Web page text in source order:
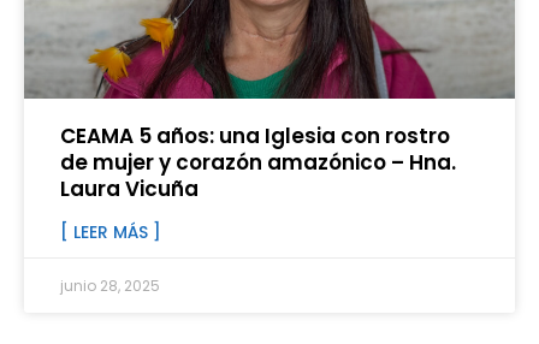
CEAMA 5 años: una Iglesia con rostro
de mujer y corazón amazónico – Hna.
Laura Vicuña
[ LEER MÁS ]
junio 28, 2025